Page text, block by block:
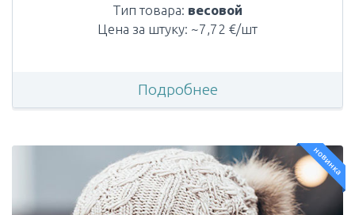
Тип товара: весовой
Цена за штуку: ~7,72 €/шт
Подробнее
новинка